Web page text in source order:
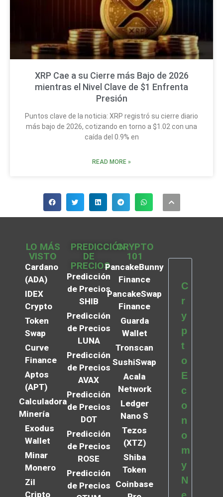
XRP Cae a su Cierre más Bajo de 2026
mientras el Nivel Clave de $1 Enfrenta
Presión
Puntos clave de la noticia: XRP registró su cierre diario
más bajo de 2026, cotizando en torno a $1.02 con una
caída del 0.9% en
READ MORE »
LO MÁS
VISTO
Cardano
(ADA)
IDEX
Crypto
Token
Swap
Curve
Finance
Aptos
(APT)
Calculadora
Minería
Exodus
Wallet
Minar
Monero
Zil
Cripto
PREDICCIÓN
DE
PRECIOS
Predicción
de Precios
SHIB
Predicción
de Precios
LUNA
Predicción
de Precios
AVAX
Predicción
de Precios
DOT
Predicción
de Precios
ROSE
Predicción
de Precios
CRYPTO
101
PancakeBunny
Finance
PancakeSwap
Finance
Guarda
Wallet
Tronscan
SushiSwap
Acala
Network
Ledger
Nano S
Tezos
(XTZ)
Shiba
Token
Coinbase
C
r
y
p
t
o
E
c
o
n
o
m
y
N